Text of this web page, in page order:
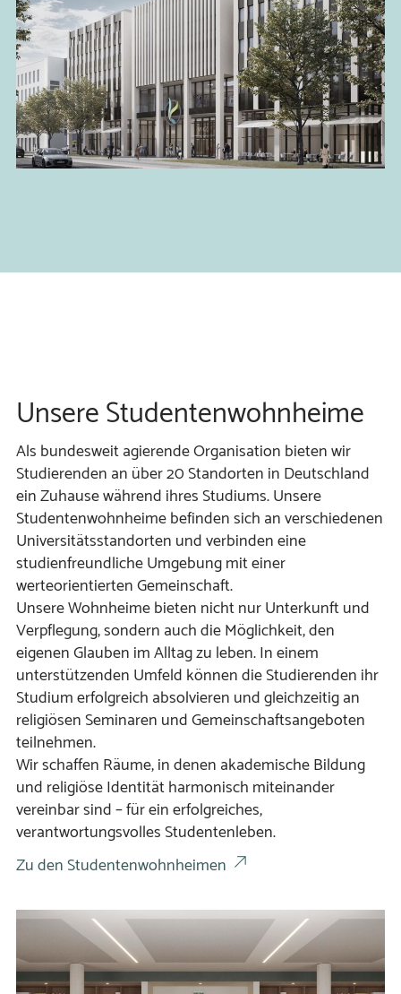
Unsere Studentenwohnheime
Als bundesweit agierende Organisation bieten wir
Studierenden an über 20 Standorten in Deutschland
ein Zuhause während ihres Studiums. Unsere
Studentenwohnheime befinden sich an verschiedenen
Universitätsstandorten und verbinden eine
studienfreundliche Umgebung mit einer
werteorientierten Gemeinschaft.
Unsere Wohnheime bieten nicht nur Unterkunft und
Verpflegung, sondern auch die Möglichkeit, den
eigenen Glauben im Alltag zu leben. In einem
unterstützenden Umfeld können die Studierenden ihr
Studium erfolgreich absolvieren und gleichzeitig an
religiösen Seminaren und Gemeinschaftsangeboten
teilnehmen.
Wir schaffen Räume, in denen akademische Bildung
und religiöse Identität harmonisch miteinander
vereinbar sind – für ein erfolgreiches,
verantwortungsvolles Studentenleben.
Zu den Studentenwohnheimen